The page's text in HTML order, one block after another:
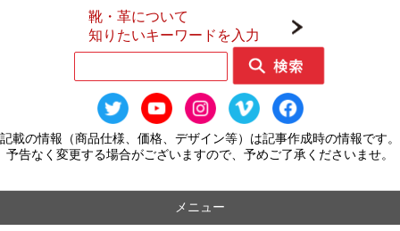
靴・革について
知りたいキーワードを入力
記載の情報（商品仕様、価格、デザイン等）は記事作成時の情報です。
予告なく変更する場合がございますので、予めご了承くださいませ。
メニュー